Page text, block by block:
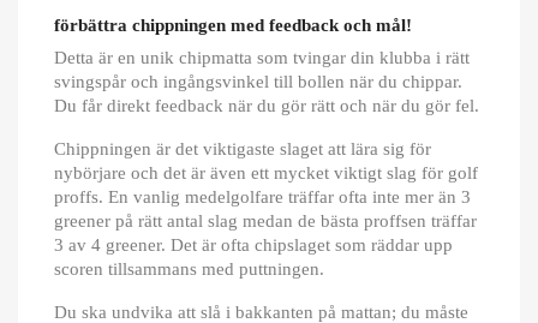
förbättra chippningen med feedback och mål!
Detta är en unik chipmatta som tvingar din klubba i rätt
svingspår och ingångsvinkel till bollen när du chippar.
Du får direkt feedback när du gör rätt och när du gör fel.
Chippningen är det viktigaste slaget att lära sig för
nybörjare och det är även ett mycket viktigt slag för golf
proffs. En vanlig medelgolfare träffar ofta inte mer än 3
greener på rätt antal slag medan de bästa proffsen träffar
3 av 4 greener. Det är ofta chipslaget som räddar upp
scoren tillsammans med puttningen.
Du ska undvika att slå i bakkanten på mattan; du måste